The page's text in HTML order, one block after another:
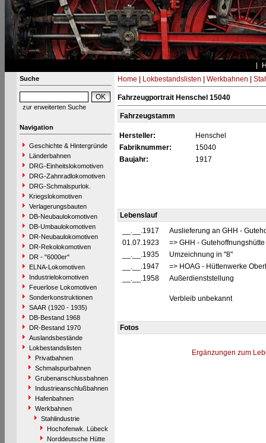
Suche
zur erweiterten Suche
Navigation
Geschichte & Hintergründe
Länderbahnen
DRG-Einheitslokomotiven
DRG-Zahnradlokomotiven
DRG-Schmalspurlok.
Kriegslokomotiven
Verlagerungsbauten
DB-Neubaulokomotiven
DB-Umbaulokomotiven
DR-Neubaulokomotiven
DR-Rekolokomotiven
DR - "6000er"
ELNA-Lokomotiven
Industrielokomotiven
Feuerlose Lokomotiven
Sonderkonstruktionen
SAAR (1920 - 1935)
DB-Bestand 1968
DR-Bestand 1970
Auslandsbestände
Lokbestandslisten
Privatbahnen
Schmalspurbahnen
Grubenanschlussbahnen
Industrieanschlußbahnen
Hafenbahnen
Werkbahnen
Stahlindustrie
Hochofenwk. Lübeck
Norddeutsche Hütte
Home Lokbestandslisten Werkbahnen
Fahrzeugportrait Henschel 15040
Fahrzeugstamm
Hersteller:
Henschel
Fabriknummer:
15040
Baujahr:
1917
Lebenslauf
__.__.1917
Auslieferung an GHH -
01.07.1923
=> GHH -
__.__.1935
Umzeichnung in "8"
__.__.1947
=> HOAG - Hüttenwerke
__.__.1958
Außerdienststellung
Verbleib unbekannt
Fotos
Ergänzungen zum